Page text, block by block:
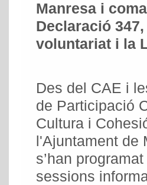
Manresa i
Declaració
voluntariat i la
Des del CAE i
de Participació
Cultura i
l'Ajuntament de
s’han
sessions